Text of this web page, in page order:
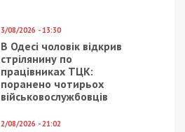
3/08/2026 - 13:30
В Одесі чоловік відкрив
стрілянину по
працівниках ТЦК:
поранено чотирьох
військовослужбовців
2/08/2026 - 21:02